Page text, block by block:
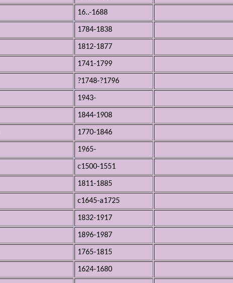
16..-1688
1784-1838
1812-1877
1741-1799
?1748-?1796
1943-
1844-1908
1770-1846
1965-
c1500-1551
1811-1885
c1645-a1725
1832-1917
1896-1987
1765-1815
1624-1680